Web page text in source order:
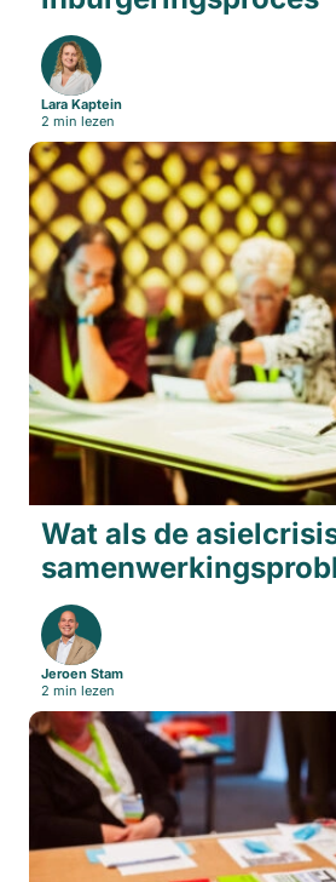
Lara Kaptein
2 min lezen
Wat als de
Jeroen Stam
2 min lezen